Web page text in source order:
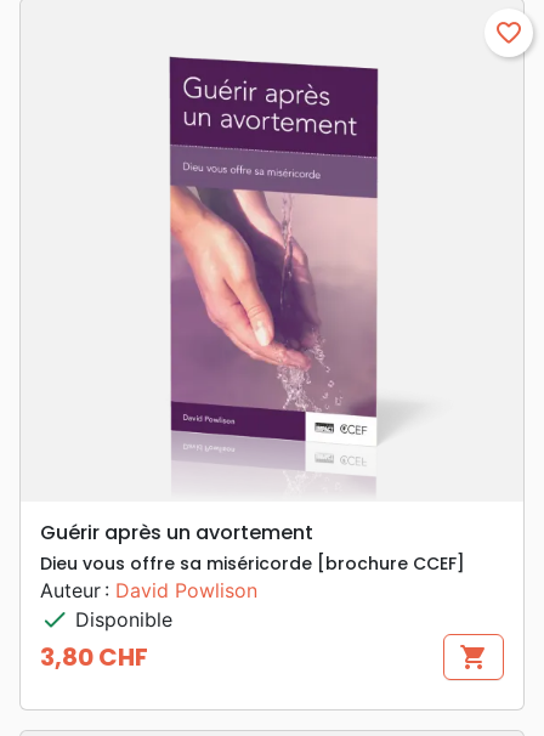
favorite_border
Guérir après un avortement
Dieu vous offre sa miséricorde [brochure CCEF]
Auteur : David Powlison
check Disponible
Prix
3,80 CHF shopping_cart